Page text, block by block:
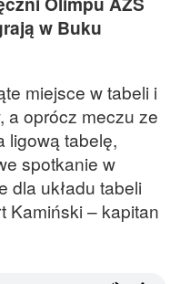
w Buku
miejsce w tabeli i
a oprócz meczu ze
ligową tabelę,
spotkanie w
dla układu tabeli
Kamiński – kapitan